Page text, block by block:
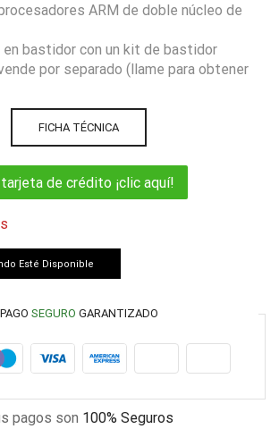
ARM de doble núcleo de
en bastidor con un kit de bastidor
por separado (llame para obtener
FICHA TÉCNICA
de crédito ¡clic aquí!
Esté Disponible
PAGO SEGURO GARANTIZADO
pagos son 100% Seguros